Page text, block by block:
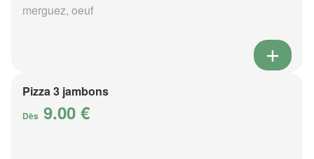
merguez, oeuf
Pizza 3 jambons
Dès 9.00 €